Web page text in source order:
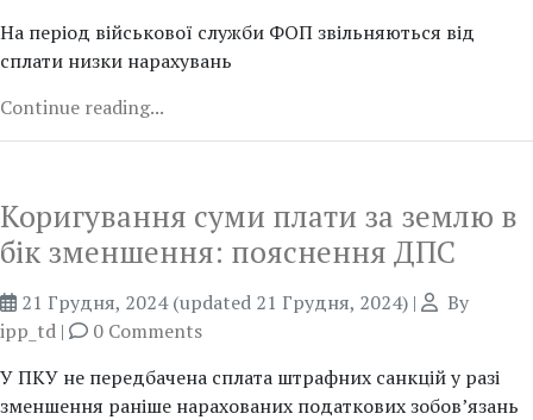
На період військової служби ФОП звільняються від
сплати низки нарахувань
Continue reading...
Коригування суми плати за землю в
бік зменшення: пояснення ДПС
21 Грудня, 2024 (updated 21 Грудня, 2024) |
By
ipp_td |
0 Comments
У ПКУ не передбачена сплата штрафних санкцій у разі
зменшення раніше нарахованих податкових зобов’язань